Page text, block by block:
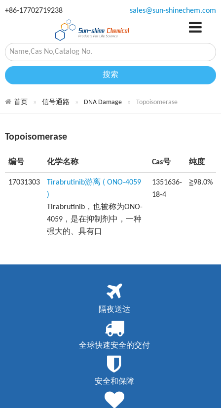
+86-17702719238 sales@sun-shinechem.com
搜索
首页 信号通路 DNA Damage Topoisomerase
Topoisomerase
编号 化学名称 Cas号 纯度
17031303
Tirabrutinib游离 ( ONO-4059
)
Tirabrutinib，也被称为ONO-
4059，是在抑制剂中，一种
强大的、具有口
1351636-
18-4
≧98.0%
隔夜送达
全球快速安全的交付
安全和保障